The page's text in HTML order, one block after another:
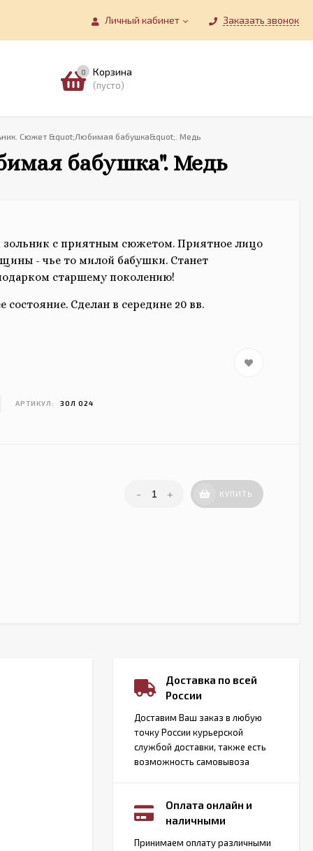
Личный кабинет Заказать звонок
0 Корзина
(пусто)
Сюжет &quot;Любимая бабушка&quot;. Медь
бабушка". Медь
с приятным сюжетом. Приятное лицо
- чье то милой бабушки. Станет
старшему поколению!
состояние. Сделан в середине 20 вв.
АРТИКУЛ: ЗОЛ 024
- + КУПИТЬ
Доставка по всей
России
Доставим Ваш заказ в любую
точку России курьерской
службой доставки, также есть
возможность самовывоза
Оплата онлайн и
наличными
Принимаем оплату различными